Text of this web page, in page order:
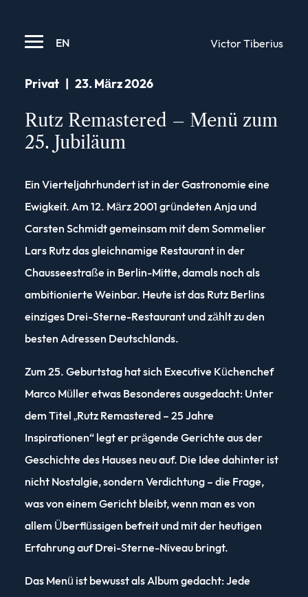
Victor Tiberius
EN
Privat 23. März 2026
Rutz Remastered – Menü zum
25. Jubiläum
Ein Vierteljahrhundert ist in der Gastronomie eine
Ewigkeit. Am 12. März 2001 gründeten Anja und
Carsten Schmidt gemeinsam mit dem Sommelier
Lars Rutz das gleichnamige Restaurant in der
Chausseestraße in Berlin-Mitte, damals noch als
ambitionierte Weinbar. Heute ist das Rutz Berlins
einziges Drei-Sterne-Restaurant und zählt zu den
besten Adressen Deutschlands.
Zum 25. Geburtstag hat sich Executive Küchenchef
Marco Müller etwas Besonderes ausgedacht: Unter
dem Titel „Rutz Remastered – 25 Jahre
Inspirationen“ legt er prägende Gerichte aus der
Geschichte des Hauses neu auf. Die Idee dahinter ist
nicht Nostalgie, sondern Verdichtung – die Frage,
was von einem Gericht bleibt, wenn man es von
allem Überflüssigen befreit und mit der heutigen
Erfahrung auf Drei-Sterne-Niveau bringt.
Das Menü ist bewusst als Album gedacht: Jede